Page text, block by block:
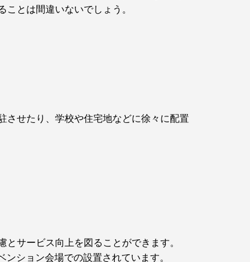
とは間違いないでしょう。
させたり、学校や住宅地などに徐々に配置
サービス向上を図ることができます。
ション会場での設置されています。